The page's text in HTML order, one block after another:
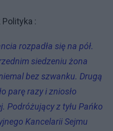
:
rozpadła się na pół.
siedzeniu żona
bez szwanku. Drugą
parę razy i zniosło
Podróżujący z tyłu Pańko
Kancelarii Sejmu